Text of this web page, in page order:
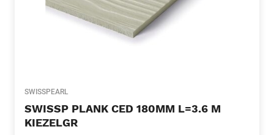
SWISSPEARL
SWISSP PLANK CED 180MM L=3.6 M
KIEZELGR